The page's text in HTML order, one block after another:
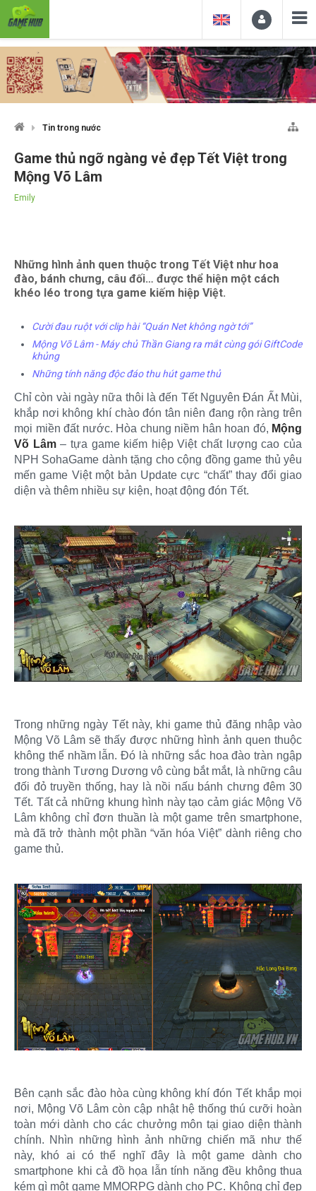
Tin trong nước
Game thủ ngỡ ngàng vẻ đẹp Tết Việt trong
Mộng Võ Lâm
Emily
Những hình ảnh quen thuộc trong Tết Việt như hoa
đào, bánh chưng, câu đối… được thể hiện một cách
khéo léo trong tựa game kiếm hiệp Việt.
Cười đau ruột với clip hài “Quán Net không ngờ tới”
Mộng Võ Lâm - Máy chủ Thần Giang ra mắt cùng gói GiftCode
khủng
Những tính năng độc đáo thu hút game thủ
Chỉ còn vài ngày nữa thôi là đến Tết Nguyên Đán Ất Mùi,
khắp nơi không khí chào đón tân niên đang rộn ràng trên
mọi miền đất nước. Hòa chung niềm hân hoan đó, Mộng
Võ Lâm– tựa game kiếm hiệp Việt chất lượng cao của
NPH SohaGame dành tặng cho cộng đồng game thủ yêu
mến game Việt một bản Update cực “chất” thay đổi giao
diện và thêm nhiều sự kiện, hoạt động đón Tết.
Trong những ngày Tết này, khi game thủ đăng nhập vào
Mộng Võ Lâm sẽ thấy được những hình ảnh quen thuộc
không thể nhầm lẫn. Đó là những sắc hoa đào tràn ngập
trong thành Tương Dương vô cùng bắt mắt, là những câu
đối đỏ truyền thống, hay là nồi nấu bánh chưng đêm 30
Tết. Tất cả những khung hình này tạo cảm giác Mộng Võ
Lâm không chỉ đơn thuần là một game trên smartphone,
mà đã trở thành một phần “văn hóa Việt” dành riêng cho
game thủ.
Bên cạnh sắc đào hòa cùng không khí đón Tết khắp mọi
nơi, Mộng Võ Lâm còn cập nhật hệ thống thú cưỡi hoàn
toàn mới dành cho các chưởng môn tại giao diện thành
chính. Nhìn những hình ảnh những chiến mã như thế
này, khó ai có thể nghĩ đây là một game dành cho
smartphone khi cả đồ họa lẫn tính năng đều không thua
kém gì một game MMORPG dành cho PC. Không chỉ đẹp